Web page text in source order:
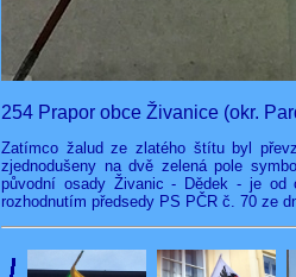
254 Prapor obce Živanice (okr.
Zatímco žalud ze zlatého štítu byl
zjednodušeny na dvě zelená pole
původní osady Živanic - Dědek - je od
rozhodnutím předsedy PS PČR č. 70 ze